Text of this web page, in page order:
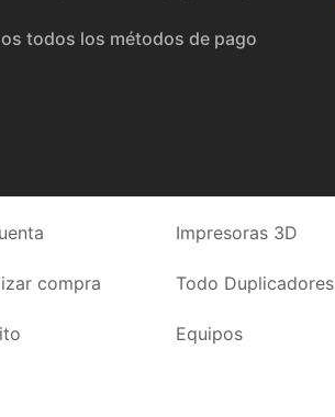
todos los métodos de pago
compra
Impresoras 3D
Todo Duplicadores
Equipos